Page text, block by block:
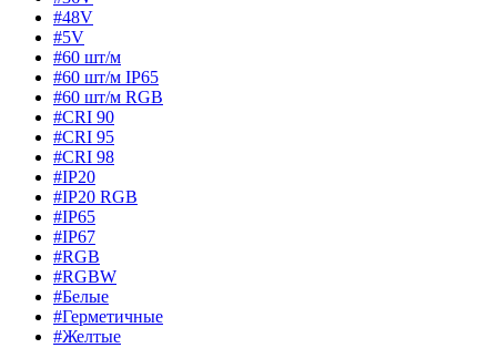
#48V
#5V
#60 шт/м
#60 шт/м IP65
#60 шт/м RGB
#CRI 90
#CRI 95
#CRI 98
#IP20
#IP20 RGB
#IP65
#IP67
#RGB
#RGBW
#Белые
#Герметичные
#Желтые